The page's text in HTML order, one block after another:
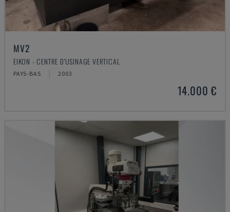
MV2
EIKON - CENTRE D'USINAGE VERTICAL
PAYS-BAS 2003
14.000 €